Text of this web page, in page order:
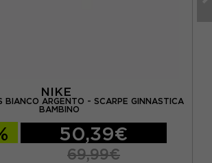
NIKE
BIANCO ARGENTO - SCARPE GINNASTICA
BAMBINO
50,39€
69,99€